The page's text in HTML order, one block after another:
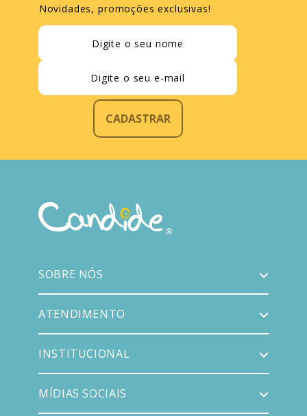
Novidades, promoções exclusivas!
CADASTRAR
SOBRE NÓS
ATENDIMENTO
INSTITUCIONAL
MÍDIAS SOCIAIS